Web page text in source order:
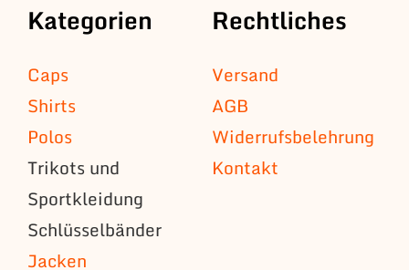
Kategorien
Caps
Shirts
Polos
Trikots und
Sportkleidung
Schlüsselbänder
Jacken
Rechtliches
Versand
AGB
Widerrufsbelehrung
Kontakt